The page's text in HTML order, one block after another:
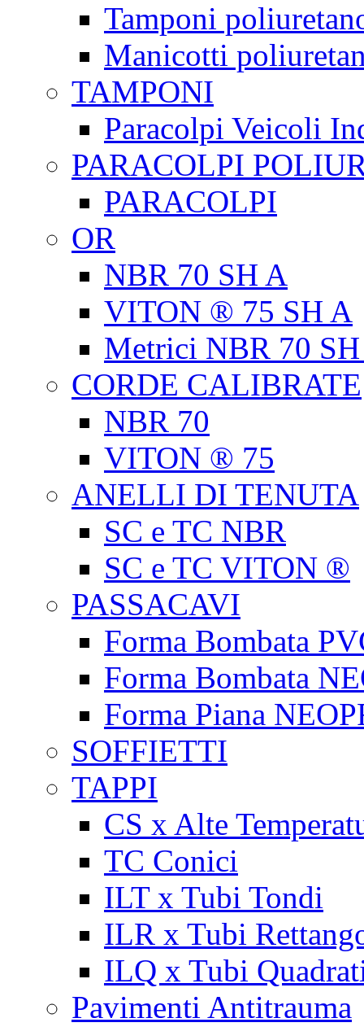
Tamponi
Manicotti
TAMPONI
Paracolpi Veicoli
PARACOLPI
PARACOLPI
OR
NBR 70 SH A
VITON ® 75 SH A
Metrici NBR 70
CORDE CALIBRATE
NBR 70
VITON ® 75
ANELLI DI TENUTA
SC e TC NBR
SC e TC VITON ®
PASSACAVI
Forma Bombata
Forma Bombata
Forma Piana
SOFFIETTI
TAPPI
CS x Alte
TC Conici
ILT x Tubi Tondi
ILR x Tubi
ILQ x Tubi
Pavimenti Antitrauma